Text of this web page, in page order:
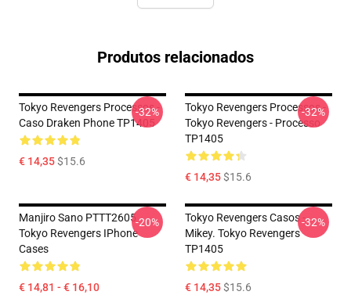
Produtos relacionados
Tokyo Revengers Processos -
Caso Draken Phone TP1405
€ 14,35$15.6
-32%
Tokyo Revengers Processos -
Tokyo Revengers - Processo
TP1405
€ 14,35$15.6
-32%
Manjiro Sano PTTT2605
Tokyo Revengers IPhone
Cases
€ 14,81 - € 16,10
-20%
Tokyo Revengers Casos -
Mikey. Tokyo Revengers
TP1405
€ 14,35$15.6
-32%